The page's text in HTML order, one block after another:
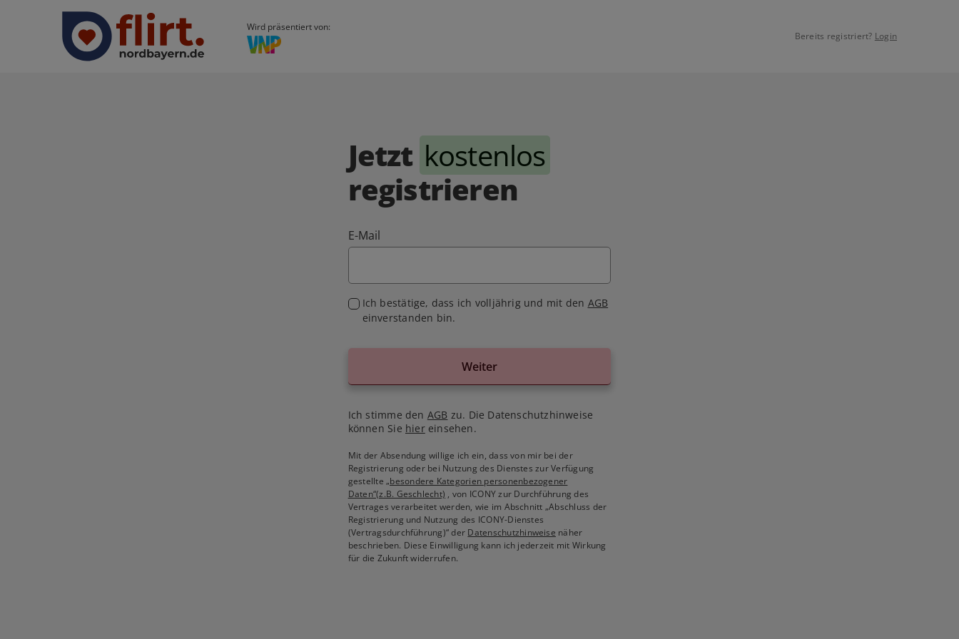
Wird präsentiert von:
Bereits registriert? Login
Jetzt kostenlos
registrieren
E-Mail
Ich bestätige, dass ich volljährig und mit den AGB
einverstanden bin.
Weiter
Ich stimme den AGB zu. Die Datenschutzhinweise
können Sie hiereinsehen.
Mit der Absendung willige ich ein, dass von mir bei der
Registrierung oder bei Nutzung des Dienstes zur Verfügung
gestellte„besondere Kategorien personenbezogener
Daten“(z.B. Geschlecht) , von ICONY zur Durchführung des
Vertrages verarbeitet werden, wie im Abschnitt „Abschluss der
Registrierung und Nutzung des ICONY-Dienstes
(Vertragsdurchführung)“ der Datenschutzhinweise näher
beschrieben. Diese Einwilligung kann ich jederzeit mit Wirkung
für die Zukunft widerrufen.